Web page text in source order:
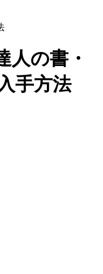
人の書・
手方法